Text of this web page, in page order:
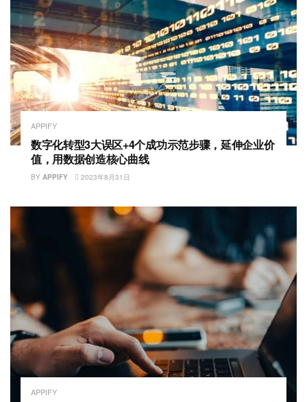
APPIFY
数字化转型3大误区+4个成功示范步骤，延伸企业价
值，用数据创造核心曲线
BY APPIFY 2023年8月31日
APPIFY